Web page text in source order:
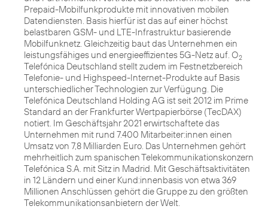
Prepaid-Mobilfunkprodukte mit innovativen mobilen
Datendiensten. Basis hierfür ist das auf einer höchst
belastbaren GSM- und LTE-Infrastruktur basierende
Mobilfunknetz. Gleichzeitig baut das Unternehmen ein
leistungsfähiges und energieeffizientes 5G-Netz auf. O2
Telefónica Deutschland stellt zudem im Festnetzbereich
Telefonie- und Highspeed-Internet-Produkte auf Basis
unterschiedlicher Technologien zur Verfügung. Die
Telefónica Deutschland Holding AG ist seit 2012 im Prime
Standard an der Frankfurter Wertpapierbörse (TecDAX)
notiert. Im Geschäftsjahr 2021 erwirtschaftete das
Unternehmen mit rund 7.400 Mitarbeiter:innen einen
Umsatz von 7,8 Milliarden Euro. Das Unternehmen gehört
mehrheitlich zum spanischen Telekommunikationskonzern
Telefónica S.A. mit Sitz in Madrid. Mit Geschäftsaktivitäten
in 12 Ländern und einer Kund:innenbasis von etwa 369
Millionen Anschlüssen gehört die Gruppe zu den größten
Telekommunikationsanbietern der Welt.